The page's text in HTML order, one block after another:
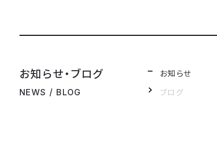
お知らせ・ブログ
NEWS / BLOG
お知らせ
ブログ